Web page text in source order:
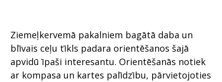
Ziemeļkervemā pakalniem bagātā daba un
blīvais ceļu tīkls padara orientēšanos šajā
apvidū īpaši interesantu. Orientēšanās notiek
ar kompasa un kartes palīdzību, pārvietojoties